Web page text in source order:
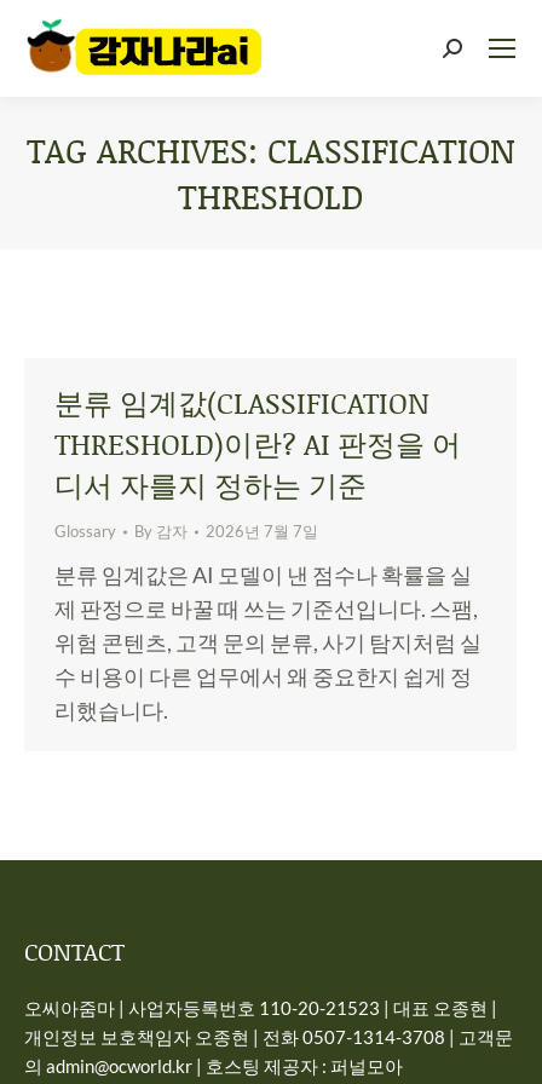
TAG ARCHIVES: CLASSIFICATION
THRESHOLD
분류 임계값(CLASSIFICATION
THRESHOLD)이란? AI 판정을 어
디서 자를지 정하는 기준
Glossary By 감자 2026년 7월 7일
분류 임계값은 AI 모델이 낸 점수나 확률을 실
제 판정으로 바꿀 때 쓰는 기준선입니다. 스팸,
위험 콘텐츠, 고객 문의 분류, 사기 탐지처럼 실
수 비용이 다른 업무에서 왜 중요한지 쉽게 정
리했습니다.
CONTACT
오씨아줌마 | 사업자등록번호 110-20-21523 | 대표 오종현 |
개인정보 보호책임자 오종현 | 전화 0507-1314-3708 | 고객문
의 admin@ocworld.kr | 호스팅 제공자 : 퍼널모아